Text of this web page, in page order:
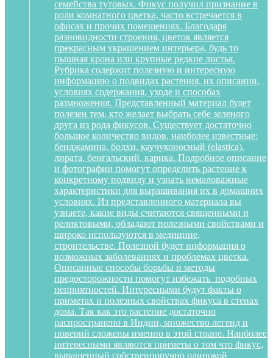
семейства тутовых. Фикус получил признание в
роли комнатного цветка, часто встречается в
офисах и прочих помещениях. Благодаря
разновидности строения, цветок является
прекрасным украшением интерьера, будь то
пышная крона или крупные редкие листья.
Рубрика содержит полезную и интересную
информацию о подвидах растения, их описании,
условиях содержания, уходе и способах
размножения. Представленный материал будет
полезен тем, кто желает выбрать себе зеленого
друга из рода фикусов. Существует достаточно
большое количество видов, наиболее известные:
бенджамина, бодхи, каучуконосный (elastica),
лирата, бенгальский, карика. Подробное описание
и фотографии помогут определить растение к
конкретному подвиду и узнать немаловажные
характеристики для выращивания их в домашних
условиях. Из представленного материала вы
узнаете, какие виды считаются священными и
реликтовыми, обладают полезными свойствами и
широко используются в медицине,
строительстве. Полезной будет информация о
возможных заболеваниях и проблемах цветка.
Описанные способы борьбы и методы
предосторожности помогут избежать подобных
неприятностей. Интересными будут факты о
приметах и полезных свойствах фикуса в стенах
дома. Так как это растение достаточно
распространено в Индии, множество легенд и
поверий сложены именно в этой стране. Наиболее
интересными являются приметы о том что фикус,
выращенный собственноручно одинокой